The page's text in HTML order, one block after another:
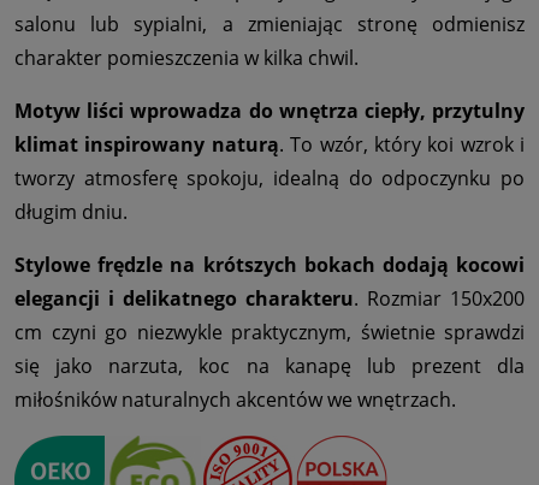
salonu lub sypialni, a zmieniając stronę odmienisz
charakter pomieszczenia w kilka chwil.
Motyw liści wprowadza do wnętrza ciepły, przytulny
klimat inspirowany naturą. To wzór, który koi wzrok i
tworzy atmosferę spokoju, idealną do odpoczynku po
długim dniu.
Stylowe frędzle na krótszych bokach dodają kocowi
elegancji i delikatnego charakteru. Rozmiar 150x200
cm czyni go niezwykle praktycznym, świetnie sprawdzi
się jako narzuta, koc na kanapę lub prezent dla
miłośników naturalnych akcentów we wnętrzach.